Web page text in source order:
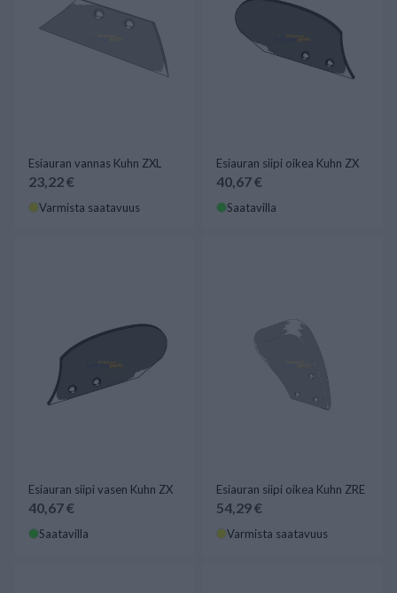
Esiauran vannas Kuhn ZXL
23,22 €
Varmista saatavuus
Esiauran siipi oikea Kuhn ZX
40,67 €
Saatavilla
Esiauran siipi vasen Kuhn ZX
40,67 €
Saatavilla
Esiauran siipi oikea Kuhn ZRE
54,29 €
Varmista saatavuus